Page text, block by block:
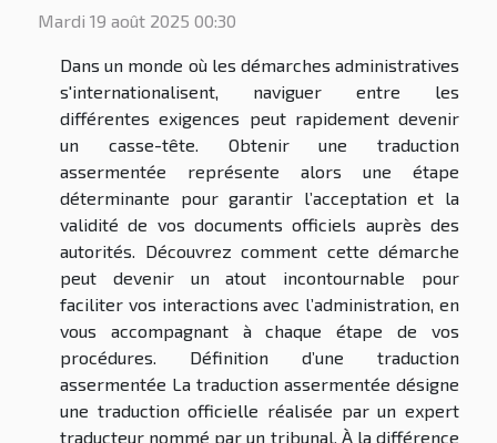
Mardi 19 août 2025 00:30
Dans un monde où les démarches administratives
s'internationalisent, naviguer entre les
différentes exigences peut rapidement devenir
un casse-tête. Obtenir une traduction
assermentée représente alors une étape
déterminante pour garantir l’acceptation et la
validité de vos documents officiels auprès des
autorités. Découvrez comment cette démarche
peut devenir un atout incontournable pour
faciliter vos interactions avec l’administration, en
vous accompagnant à chaque étape de vos
procédures. Définition d’une traduction
assermentée La traduction assermentée désigne
une traduction officielle réalisée par un expert
traducteur nommé par un tribunal. À la différence